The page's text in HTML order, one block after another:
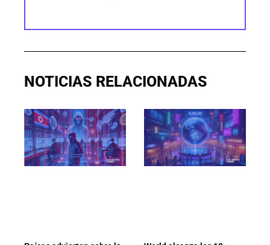
NOTICIAS RELACIONADAS